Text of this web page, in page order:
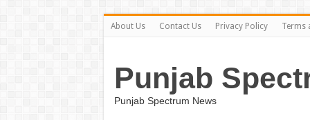
About Us Contact Us Privacy Policy Terms
Punjab
Punjab Spectrum News